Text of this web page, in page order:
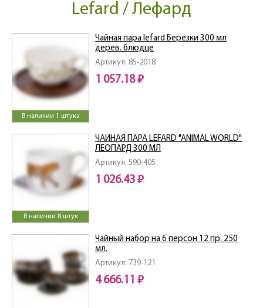
Lefard / Лефард
В наличии 1 штука
Артикул: 85-2018
Чайная пара lefard Березки 300 мл
дерев. блюдце
1 057.18 ₽
В наличии 8 штук
Артикул: 590-405
ЧАЙНАЯ ПАРА LEFARD "ANIMAL WORLD"
ЛЕОПАРД 300 МЛ
1 026.43 ₽
Артикул: 739-121
Чайный набор на 6 персон 12 пр. 250
мл.
4 666.11 ₽